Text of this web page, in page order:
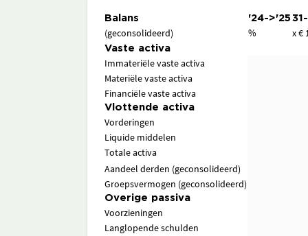
Balans '24->'25
(geconsolideerd) % x €
Vaste activa
Immateriële vaste activa
Materiële vaste activa
Financiële vaste activa
Vlottende activa
Vorderingen
Liquide middelen
Totale activa
Aandeel derden (geconsolideerd)
Groepsvermogen (geconsolideerd)
Overige passiva
Voorzieningen
Langlopende schulden